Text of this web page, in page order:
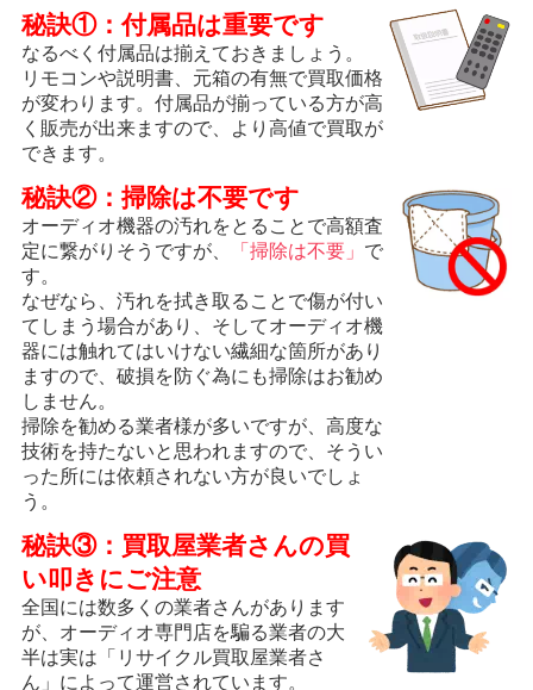
秘訣①：付属品は重要です
なるべく付属品は揃えておきましょう。
リモコンや説明書、元箱の有無で買取価格
が変わります。付属品が揃っている方が高
く販売が出来ますので、より高値で買取が
できます。
秘訣②：掃除は不要です
オーディオ機器の汚れをとることで高額査
定に繋がりそうですが、
「掃除は不要」 で
す。
なぜなら、汚れを拭き取ることで傷が付い
てしまう場合があり、そしてオーディオ機
器には触れてはいけない繊細な箇所があり
ますので、破損を防ぐ為にも掃除はお勧め
しません。
掃除を勧める業者様が多いですが、高度な
技術を持たないと思われますので、そうい
った所には依頼されない方が良いでしょ
う。
秘訣③：買取屋業者さんの買
い叩きにご注意
全国には数多くの業者さんがあります
が、オーディオ専門店を騙る業者の大
半は実は「リサイクル買取屋業者さ
ん」によって運営されています。